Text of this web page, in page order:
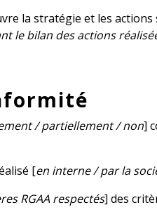
la stratégie et les actions
le bilan des actions
/ partiellement / non]
[en interne / par la
RGAA respectés] des